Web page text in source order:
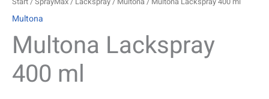
Multona
Multona Lackspray
400 ml